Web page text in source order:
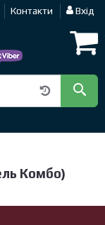
Контакти Вхід
Комбо)